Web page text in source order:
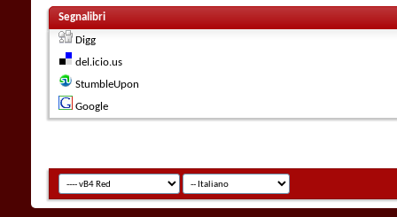
Segnalibri
Digg
del.icio.us
StumbleUpon
Google